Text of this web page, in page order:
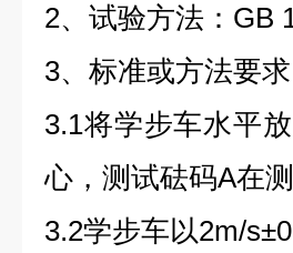
2、试验方法：GB
3、标准或方法要求
3.1将学步车水平
心，测试砝码A在
3.2学步车以2m/